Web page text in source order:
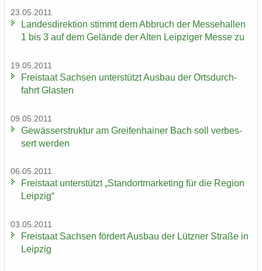
23.05.2011
Lan­des­di­rek­ti­on stimmt dem Ab­bruch der Mes­se­hal­len
1 bis 3 auf dem Ge­län­de der Alten Leip­zi­ger Messe zu
19.05.2011
Frei­staat Sach­sen un­ter­stützt Aus­bau der Orts­durch­
fahrt Glas­ten
09.05.2011
Ge­wäs­ser­struk­tur am Grei­fen­hai­ner Bach soll ver­bes­
sert wer­den
06.05.2011
Frei­staat un­ter­stützt „Stand­ort­mar­ke­ting für die Re­gi­on
Leip­zig“
03.05.2011
Frei­staat Sach­sen för­dert Aus­bau der Lütz­ner Stra­ße in
Leip­zig